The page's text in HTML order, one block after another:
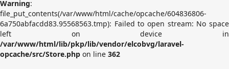
Warning:
file_put_contents(/var/www/html/cache/opcache/604836806-
6a750abfacdd83.95568563.tmp): Failed to open stream: No space
left on device in
/var/www/html/lib/pkp/lib/vendor/elcobvg/laravel-
opcache/src/Store.php on line 362